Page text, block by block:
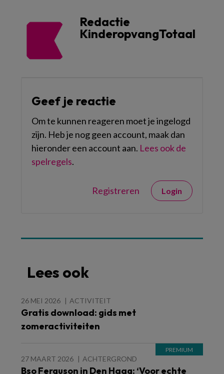
Redactie
KinderopvangTotaal
Geef je reactie
Om te kunnen reageren moet je ingelogd
zijn. Heb je nog geen account, maak dan
hieronder een account aan. Lees ook de
spelregels.
Registreren Login
Lees ook
26 MEI 2026 ACTIVITEIT
Gratis download: gids met
zomeractiviteiten
27 MAART 2026 ACHTERGROND
Bso Ferguson in Den Haag: ‘Voor echte